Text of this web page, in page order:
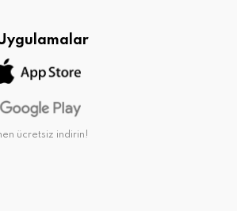
ücretsiz indirin!